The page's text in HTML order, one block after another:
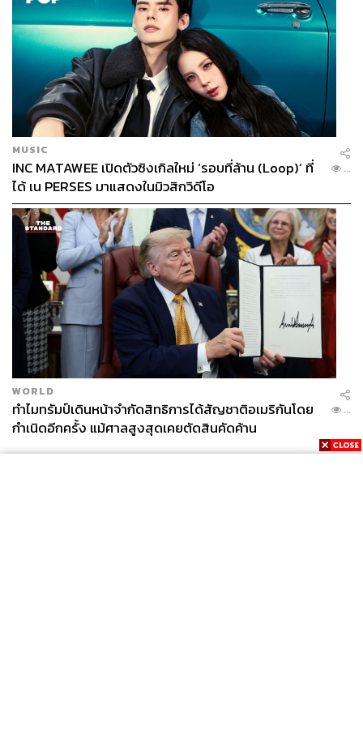
MUSIC
INC MATAWEE เปิดตัวซิงเกิลใหม่ ‘รอบที่ล้าน (Loop)’ ที่
ได้ เน PERSES มาแสดงในมิวสิกวิดีโอ
...
WORLD
ทำไมทรัมป์เดินหน้าจำกัดสิทธิการได้สัญชาติอเมริกันโดย
กำเนิดอีกครั้ง แม้ศาลสูงสุดเคยตัดสินคัดค้าน
...